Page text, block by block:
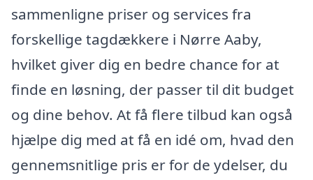
sammenligne priser og services fra
forskellige tagdækkere i Nørre Aaby,
hvilket giver dig en bedre chance for at
finde en løsning, der passer til dit budget
og dine behov. At få flere tilbud kan også
hjælpe dig med at få en idé om, hvad den
gennemsnitlige pris er for de ydelser, du